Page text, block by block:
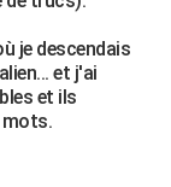
je descendais
et j'ai
et ils
mots.